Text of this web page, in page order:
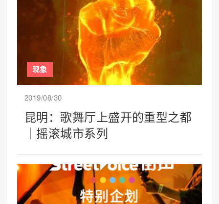
现象
2019/08/30
昆明：歌舞厅上盛开的重型之都
｜摇滚城市系列